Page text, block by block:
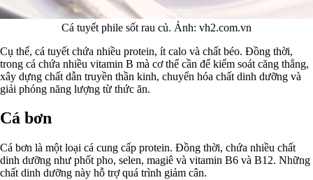
Cá tuyết phile sốt rau củ. Ảnh: vh2.com.vn
Cụ thể, cá tuyết chứa nhiều protein, ít calo và chất béo. Đồng thời,
trong cá chứa nhiều vitamin B mà cơ thể cần để kiểm soát căng thẳng,
xây dựng chất dẫn truyền thần kinh, chuyển hóa chất dinh dưỡng và
giải phóng năng lượng từ thức ăn.
Cá bơn
Cá bơn là một loại cá cung cấp protein. Đồng thời, chứa nhiều chất
dinh dưỡng như phốt pho, selen, magiê và vitamin B6 và B12. Những
chất dinh dưỡng này hỗ trợ quá trình giảm cân.